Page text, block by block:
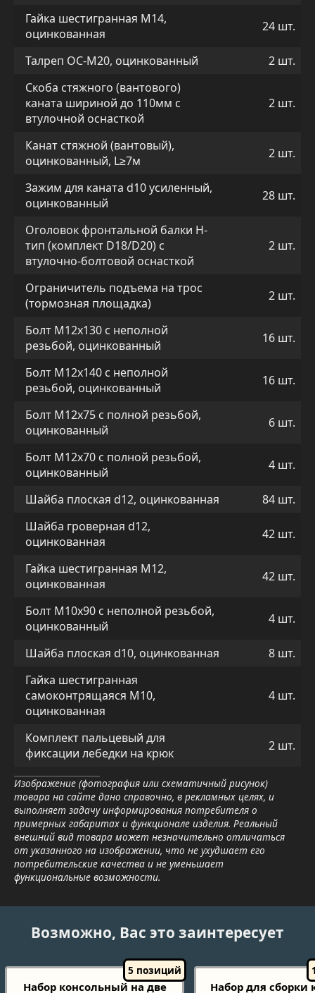
Гайка шестигранная М14,
оцинкованная
24 шт.
Талреп OC-M20, оцинкованный
2 шт.
Скоба стяжного (вантового)
каната шириной до 110мм с
втулочной оснасткой
2 шт.
Канат стяжной (вантовый),
оцинкованный, L≥7м
2 шт.
Зажим для каната d10 усиленный,
оцинкованный
28 шт.
Оголовок фронтальной балки Н-
тип (комплект D18/D20) с
втулочно-болтовой оснасткой
2 шт.
Ограничитель подъема на трос
(тормозная площадка)
2 шт.
Болт М12х130 с неполной
резьбой, оцинкованный
16 шт.
Болт М12х140 с неполной
резьбой, оцинкованный
16 шт.
Болт М12х75 с полной резьбой,
оцинкованный
6 шт.
Болт М12х70 с полной резьбой,
оцинкованный
4 шт.
Шайба плоская d12, оцинкованная
84 шт.
Шайба гроверная d12,
оцинкованная
42 шт.
Гайка шестигранная М12,
оцинкованная
42 шт.
Болт М10х90 с неполной резьбой,
оцинкованный
4 шт.
Шайба плоская d10, оцинкованная
8 шт.
Гайка шестигранная
самоконтрящаяся М10,
оцинкованная
4 шт.
Комплект пальцевый для
фиксации лебедки на крюк
2 шт.
Изображение (фотография или схематичный рисунок)
товара на сайте дано справочно, в рекламных целях, и
выполняет задачу информирования потребителя о
примерных габаритах и функционале изделия. Реальный
внешний вид товара может незначительно отличаться
от указанного на изображении, что не ухудшает его
потребительские качества и не уменьшает
функциональные возможности.
Возможно, Вас это заинтересует
Набор консольный на две Набор для сборки